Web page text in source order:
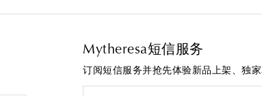
Mytheresa短信服务
订阅短信服务并抢先体验新品上架、独家